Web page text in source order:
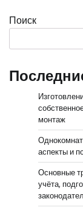
Поиск
монтаж
аспекты и
Основные
учёта,